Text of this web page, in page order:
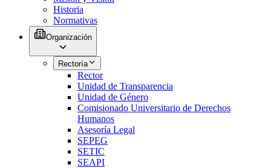
Historia
Normativas
Organización
Rectoría
Rector
Unidad de Transparencia
Unidad de Género
Comisionado Universitario de Derechos
Humanos
Asesoría Legal
SEPEG
SETIC
SEAPI